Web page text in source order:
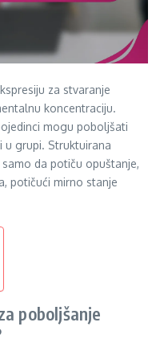
za stvaranje
koncentraciju.
mogu poboljšati
u grupi. Struktuirana
da potiču opuštanje,
potičući mirno stanje
poboljšanje